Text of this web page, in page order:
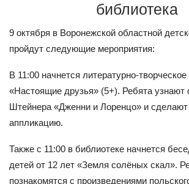
библиотека
9 октября в Воронежской областной
пройдут следующие мероприятия:
В 11:00 начнется литературно-творческое
«Настоящие друзья» (5+). Ребята узнают
Штейнера «Дженни и Лоренцо» и
аппликацию.
Также с 11:00 в библиотеке начнется
детей от 12 лет «Земля солёных скал».
познакомятся с произведениями